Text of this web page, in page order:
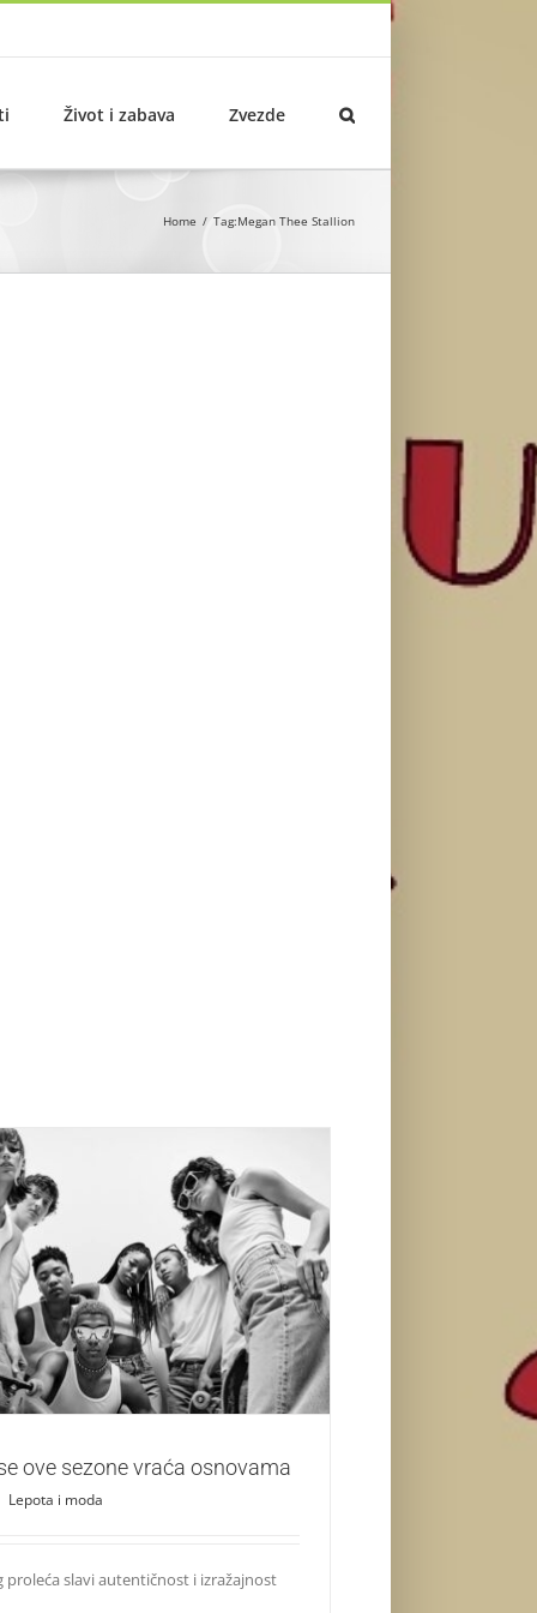
Život i zabava Zvezde
Home Tag:Megan Thee Stallion
se ove sezone vraća osnovama
Lepota i moda
ove sezone vraća osnovama
Lepota i moda
proleća slavi autentičnost i izražajnost